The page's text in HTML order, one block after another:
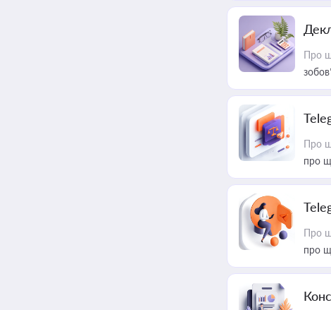
Про
Про
про
Про
про